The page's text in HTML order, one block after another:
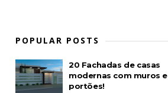
POPULAR POSTS
20 Fachadas de casas
modernas com muros e
portões!